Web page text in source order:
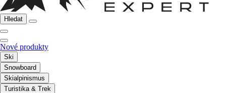
Hledat
Nové produkty
Ski
Snowboard
Skialpinismus
Turistika & Trek